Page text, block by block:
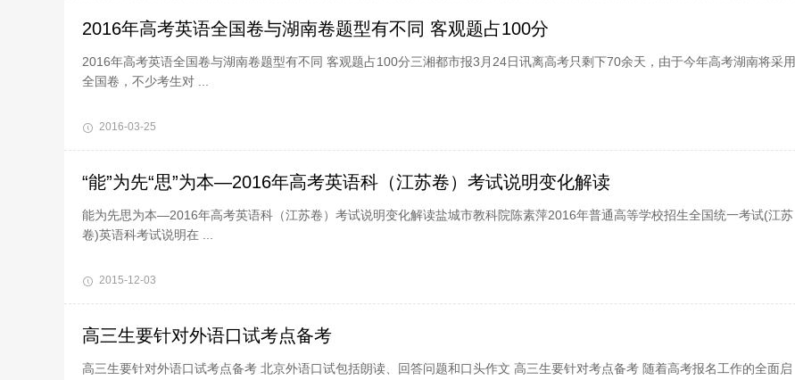
2016年高考英语全国卷与湖南卷题型有不同 客观题占100分
2016年高考英语全国卷与湖南卷题型有不同 客观题占100分三湘都市报3月24日讯离高考只剩下70余天，由于今年高考湖南将采用
全国卷，不少考生对 ...
2016-03-25
“能”为先“思”为本—2016年高考英语科（江苏卷）考试说明变化解读
能为先思为本—2016年高考英语科（江苏卷）考试说明变化解读盐城市教科院陈素萍2016年普通高等学校招生全国统一考试(江苏
卷)英语科考试说明在 ...
2015-12-03
高三生要针对外语口试考点备考
高三生要针对外语口试考点备考 北京外语口试包括朗读、回答问题和口头作文 高三生要针对考点备考 随着高考报名工作的全面启